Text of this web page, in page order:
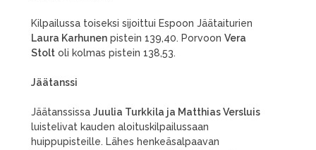
Kilpailussa toiseksi sijoittui Espoon Jäätaiturien
Laura Karhunen pistein 139,40. Porvoon Vera
Stolt oli kolmas pistein 138,53.
Jäätanssi
Jäätanssissa Juulia Turkkila ja Matthias Versluis
luistelivat kauden aloituskilpailussaan
huippupisteille. Lähes henkeäsalpaavan